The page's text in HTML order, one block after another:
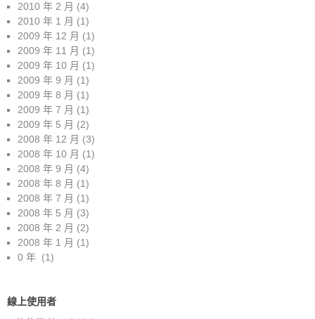
2010 年 2 月 (4)
2010 年 1 月 (1)
2009 年 12 月 (1)
2009 年 11 月 (1)
2009 年 10 月 (1)
2009 年 9 月 (1)
2009 年 8 月 (1)
2009 年 7 月 (1)
2009 年 5 月 (2)
2008 年 12 月 (3)
2008 年 10 月 (1)
2008 年 9 月 (4)
2008 年 8 月 (1)
2008 年 7 月 (1)
2008 年 5 月 (3)
2008 年 2 月 (2)
2008 年 1 月 (1)
0 年 (1)
線上使用者